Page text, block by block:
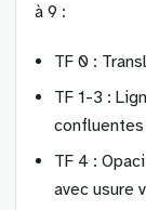
à 9 :
TF 0 :
TF 1-3 :
confluentes
TF 4 :
avec usure